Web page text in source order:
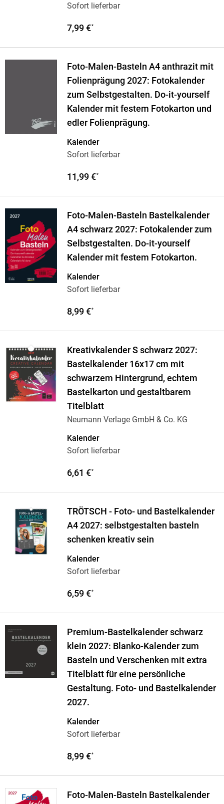
Sofort lieferbar
7,99 €*
Foto-Malen-Basteln A4 anthrazit mit
Folienprägung 2027: Fotokalender
zum Selbstgestalten. Do-it-yourself
Kalender mit festem Fotokarton und
edler Folienprägung.
Kalender
Sofort lieferbar
11,99 €*
Foto-Malen-Basteln Bastelkalender
A4 schwarz 2027: Fotokalender zum
Selbstgestalten. Do-it-yourself
Kalender mit festem Fotokarton.
Kalender
Sofort lieferbar
8,99 €*
Kreativkalender S schwarz 2027:
Bastelkalender 16x17 cm mit
schwarzem Hintergrund, echtem
Bastelkarton und gestaltbarem
Titelblatt
Neumann Verlage GmbH & Co. KG
Kalender
Sofort lieferbar
6,61 €*
TRÖTSCH - Foto- und Bastelkalender
A4 2027: selbstgestalten basteln
schenken kreativ sein
Kalender
Sofort lieferbar
6,59 €*
Premium-Bastelkalender schwarz
klein 2027: Blanko-Kalender zum
Basteln und Verschenken mit extra
Titelblatt für eine persönliche
Gestaltung. Foto- und Bastelkalender
2027.
Kalender
Sofort lieferbar
8,99 €*
Foto-Malen-Basteln Bastelkalender